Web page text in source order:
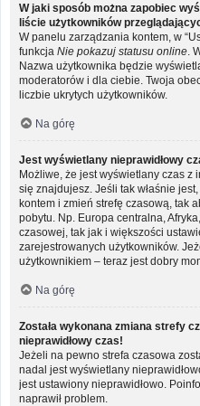
W jaki sposób można zapobiec
liście użytkowników
W panelu zarządzania kontem, w
funkcja Nie pokazuj statusu online .
Nazwa użytkownika będzie
moderatorów i dla ciebie. Twoja
liczbie ukrytych użytkowników.
Na górę
Jest wyświetlany nieprawidłowy
Możliwe, że jest wyświetlany czas z
się znajdujesz. Jeśli tak właśnie
kontem i zmień strefę czasową, tak
pobytu. Np. Europa centralna,
czasowej, tak jak i większości
zarejestrowanych użytkowników.
użytkownikiem – teraz jest dobry
Na górę
Została wykonana zmiana strefy
nieprawidłowy czas!
Jeżeli na pewno strefa czasowa
nadal jest wyświetlany
jest ustawiony nieprawidłowo.
naprawił problem.